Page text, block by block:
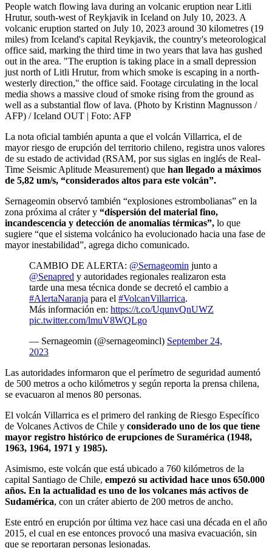
People watch flowing lava during an volcanic eruption near Litli
Hrutur, south-west of Reykjavik in Iceland on July 10, 2023. A
volcanic eruption started on July 10, 2023 around 30 kilometres (19
miles) from Iceland's capital Reykjavik, the country's meteorological
office said, marking the third time in two years that lava has gushed
out in the area. "The eruption is taking place in a small depression
just north of Litli Hrutur, from which smoke is escaping in a north-
westerly direction," the office said. Footage circulating in the local
media shows a massive cloud of smoke rising from the ground as
well as a substantial flow of lava. (Photo by Kristinn Magnusson /
AFP) / Iceland OUT | Foto: AFP
La nota oficial también apunta a que el volcán Villarrica, el de
mayor riesgo de erupción del territorio chileno, registra unos valores
de su estado de actividad (RSAM, por sus siglas en inglés de Real-
Time Seismic Aplitude Measurement) que han llegado a máximos
de 5,82 um/s, “considerados altos para este volcán”.
Sernageomin observó también “explosiones estrombolianas” en la
zona próxima al cráter y “dispersión del material fino,
incandescencia y detección de anomalías térmicas”, lo que
sugiere “que el sistema volcánico ha evolucionado hacia una fase de
mayor inestabilidad”, agrega dicho comunicado.
CAMBIO DE ALERTA: @Sernageomin junto a
@Senapred y autoridades regionales realizaron esta
tarde una mesa técnica donde se decretó el cambio a
#AlertaNaranja para el #VolcanVillarrica.
Más información en: https://t.co/UqunvQnUWZ
pic.twitter.com/lmuV8WQLgo
— Sernageomin (@sernageomincl) September 24,
2023
Las autoridades informaron que el perímetro de seguridad aumentó
de 500 metros a ocho kilómetros y según reporta la prensa chilena,
se evacuaron al menos 80 personas.
El volcán Villarrica es el primero del ranking de Riesgo Específico
de Volcanes Activos de Chile y considerado uno de los que tiene
mayor registro histórico de erupciones de Suramérica (1948,
1963, 1964, 1971 y 1985).
Asimismo, este volcán que está ubicado a 760 kilómetros de la
capital Santiago de Chile, empezó su actividad hace unos 650.000
años. En la actualidad es uno de los volcanes más activos de
Sudamérica, con un cráter abierto de 200 metros de ancho.
Este entró en erupción por última vez hace casi una década en el año
2015, el cual en ese entonces provocó una masiva evacuación, sin
que se reportaran personas lesionadas.